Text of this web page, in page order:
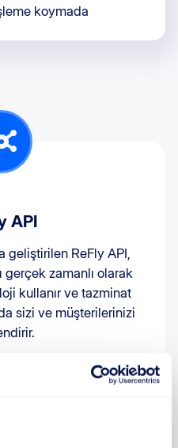
koymada
API
geliştirilen ReFly API,
gerçek zamanlı olarak
kullanır ve tazminat
sizi ve müşterilerinizi
ilk örneğidir ve
gerektirmez – sadece